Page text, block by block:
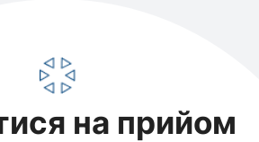
на прийом